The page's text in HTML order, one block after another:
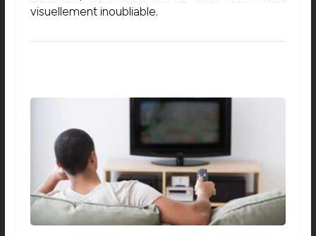
visuellement inoubliable.